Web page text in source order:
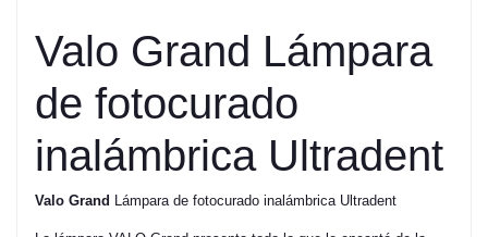
Valo Grand Lámpara
de fotocurado
inalámbrica Ultradent
Valo Grand Lámpara de fotocurado inalámbrica Ultradent